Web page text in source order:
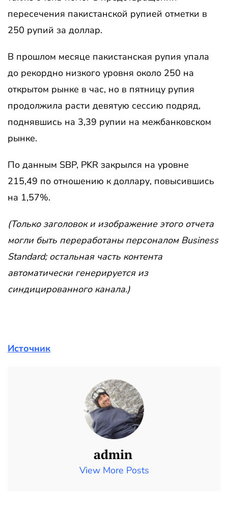
пересечения пакистанской рупией отметки в
250 рупий за доллар.
В прошлом месяце пакистанская рупия упала
до рекордно низкого уровня около 250 на
открытом рынке в час, но в пятницу рупия
продолжила расти девятую сессию подряд,
поднявшись на 3,39 рупии на межбанковском
рынке.
По данным SBP, PKR закрылся на уровне
215,49 по отношению к доллару, повысившись
на 1,57%.
(Только заголовок и изображение этого отчета
могли быть переработаны персоналом Business
Standard; остальная часть контента
автоматически генерируется из
синдицированного канала.)
Источник
admin
View More Posts